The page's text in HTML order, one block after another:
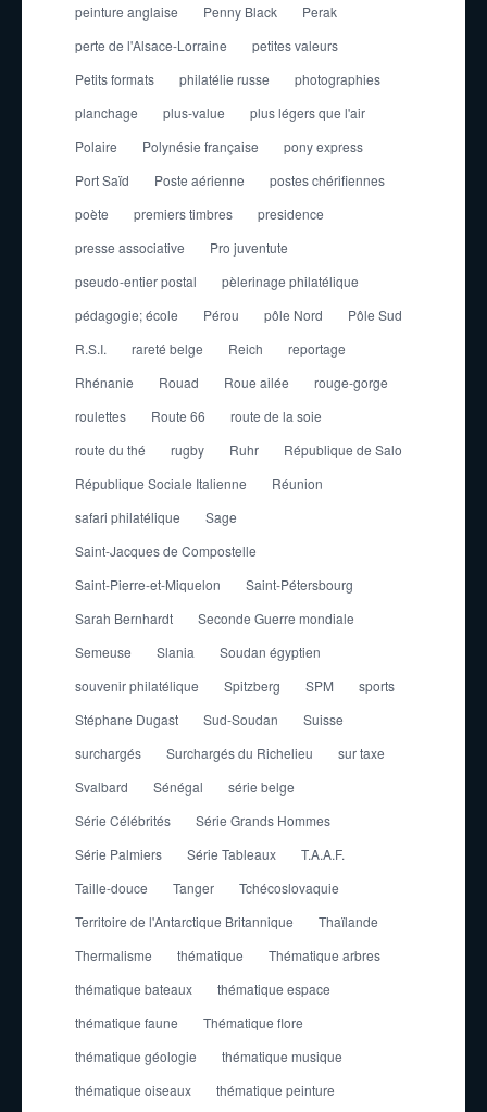
peinture anglaise
Penny Black
Perak
perte de l'Alsace-Lorraine
petites valeurs
Petits formats
philatélie russe
photographies
planchage
plus-value
plus légers que l'air
Polaire
Polynésie française
pony express
Port Saïd
Poste aérienne
postes chérifiennes
poète
premiers timbres
presidence
presse associative
Pro juventute
pseudo-entier postal
pèlerinage philatélique
pédagogie; école
Pérou pôle Nord
Pôle Sud
R.S.I.
rareté belge Reich
reportage
Rhénanie
Rouad Roue ailée
rouge-gorge
roulettes
Route 66
route de la soie
route du thé
rugby Ruhr
République de Salo
République Sociale Italienne
Réunion
safari philatélique
Sage
Saint-Jacques de Compostelle
Saint-Pierre-et-Miquelon
Saint-Pétersbourg
Sarah Bernhardt
Seconde Guerre mondiale
Semeuse
Slania
Soudan égyptien
souvenir philatélique
Spitzberg SPM
sports
Stéphane Dugast
Sud-Soudan
Suisse
surchargés
Surchargés du Richelieu
sur taxe
Svalbard
Sénégal
série belge
Série Célébrités
Série Grands Hommes
Série Palmiers
Série Tableaux
T.A.A.F.
Taille-douce
Tanger
Tchécoslovaquie
Territoire de l'Antarctique Britannique
Thaïlande
Thermalisme
thématique
Thématique arbres
thématique bateaux
thématique espace
thématique faune
Thématique flore
thématique géologie
thématique musique
thématique oiseaux
thématique peinture